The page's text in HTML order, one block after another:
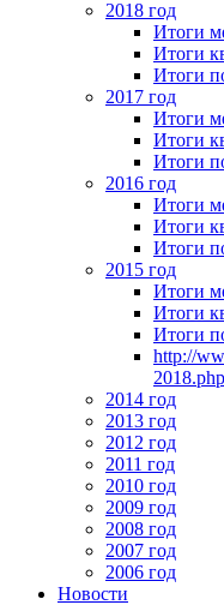
2018 год
Итоги
Итоги
Итоги
2017 год
Итоги
Итоги
Итоги
2016 год
Итоги
Итоги
Итоги
2015 год
Итоги
Итоги
Итоги
http://
2018.php
2014 год
2013 год
2012 год
2011 год
2010 год
2009 год
2008 год
2007 год
2006 год
Новости